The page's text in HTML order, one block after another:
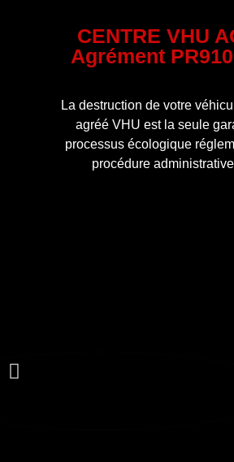
CENTRE VHU
Agrément
La destruction de votre
agréé VHU est la seule
processus écologique
procédure